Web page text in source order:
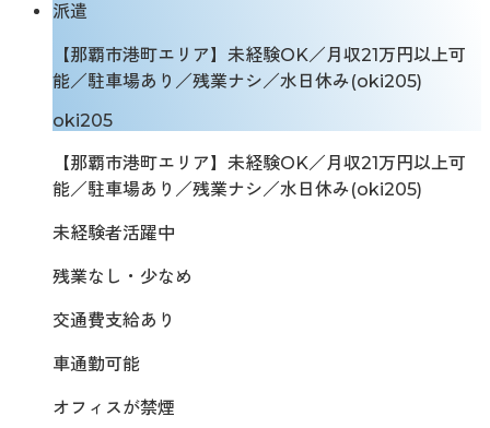
派遣
【那覇市港町エリア】未経験OK／月収21万円以上可
能／駐車場あり／残業ナシ／水日休み(oki205)
oki205
【那覇市港町エリア】未経験OK／月収21万円以上可
能／駐車場あり／残業ナシ／水日休み(oki205)
未経験者活躍中
残業なし・少なめ
交通費支給あり
車通勤可能
オフィスが禁煙